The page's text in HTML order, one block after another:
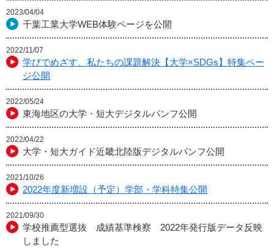
2023/04/04
千葉工業大学WEB体験ページを公開
2022/11/07
学びでめざす、私たちの課題解決【大学×SDGs】特集ペー
ジ公開
2022/05/24
東海地区の大学・短大デジタルパンフ公開
2022/04/22
大学・短大ガイド近畿北陸版デジタルパンフ公開
2021/10/26
2022年度新増設（予定）学部・学科特集公開
2021/09/30
学校推薦型選抜 成績基準検察 2022年発行版データ反映
しました